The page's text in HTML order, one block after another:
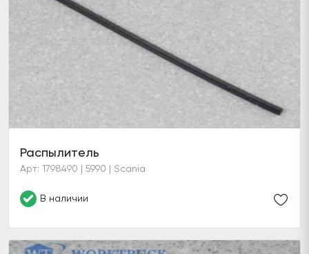
Распылитель
Арт: 1798490 | 5990 | Scania
В наличии